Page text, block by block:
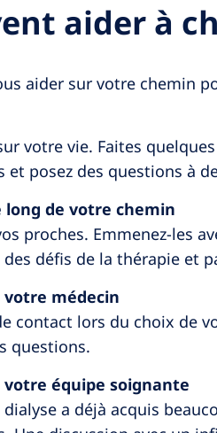
aider à
aider sur votre chemin
votre vie. Faites
et posez des questions à
long de votre chemin
proches. Emmenez-les
défis de la thérapie et
votre médecin
contact lors du choix de
questions.
votre équipe soignante
a déjà acquis